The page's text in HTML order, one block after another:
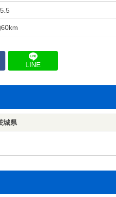
LINE
城県